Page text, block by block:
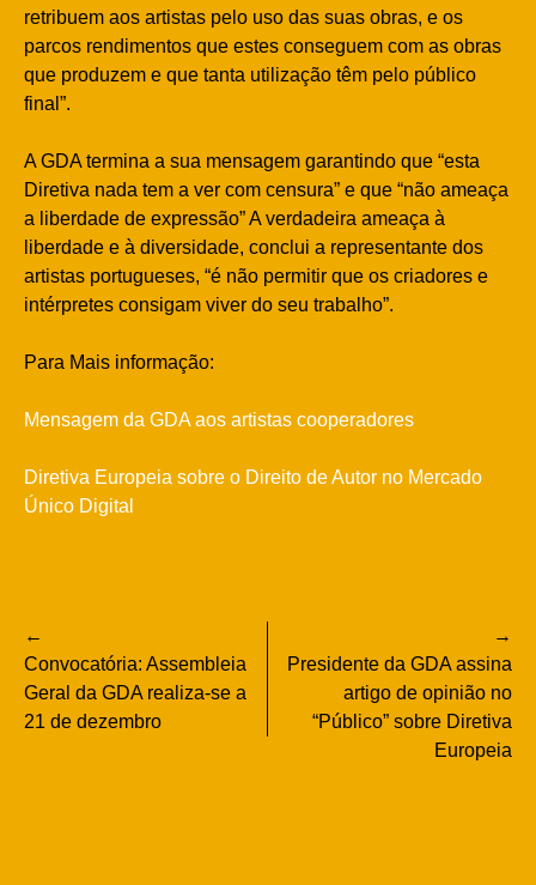
retribuem aos artistas pelo uso das suas obras, e os
parcos rendimentos que estes conseguem com as obras
que produzem e que tanta utilização têm pelo público
final”.
A GDA termina a sua mensagem garantindo que “esta
Diretiva nada tem a ver com censura” e que “não ameaça
a liberdade de expressão” A verdadeira ameaça à
liberdade e à diversidade, conclui a representante dos
artistas portugueses, “é não permitir que os criadores e
intérpretes consigam viver do seu trabalho”.
Para Mais informação:
Mensagem da GDA aos artistas cooperadores
Diretiva Europeia sobre o Direito de Autor no Mercado
Único Digital
Navegação
de
artigos
Convocatória: Assembleia
Geral da GDA realiza-se a
21 de dezembro
Presidente da GDA assina
artigo de opinião no
“Público” sobre Diretiva
Europeia